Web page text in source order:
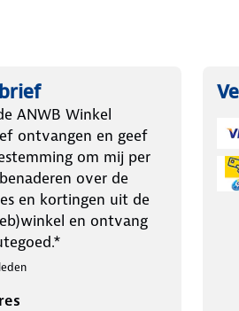
ANWB Winkel
ontvangen en geef
om mij per
over de
en kortingen uit de
en ontvang